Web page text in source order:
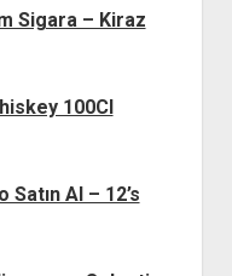
Sigara – Kiraz
100Cl
Al – 12’s